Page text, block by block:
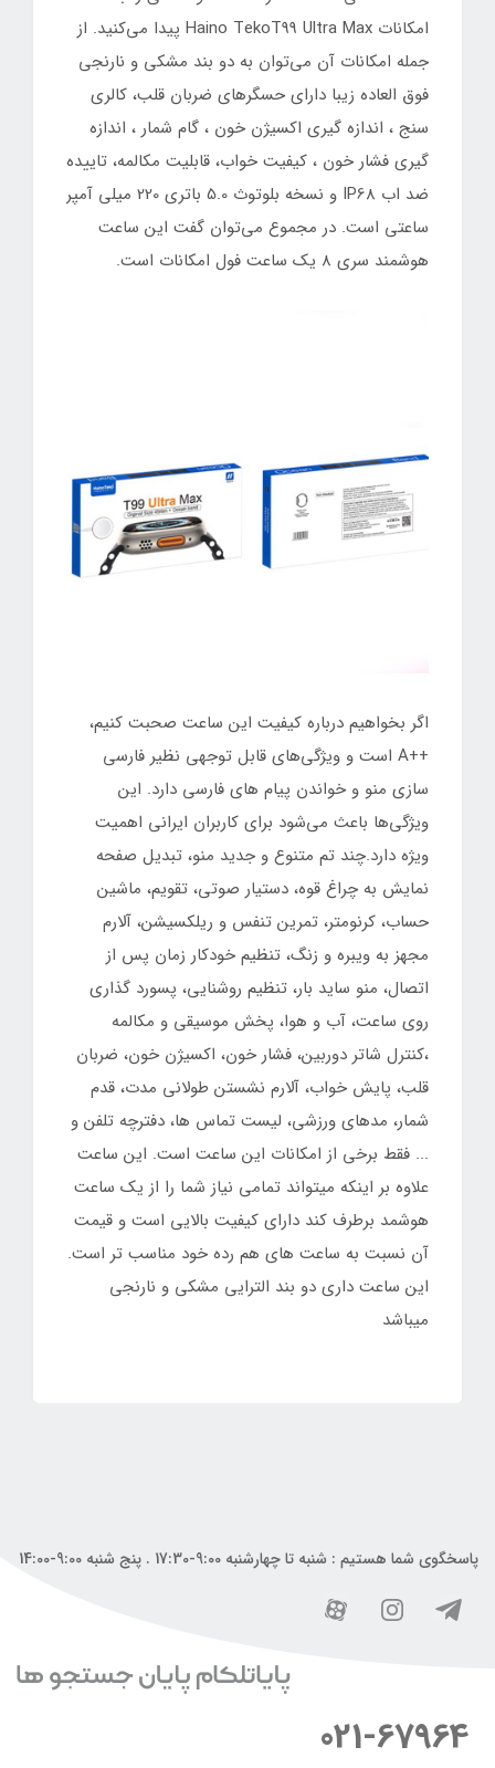
امکانات Haino TekoT99 Ultra Max پیدا می‌کنید. ‌از
جمله امکانات آن می‌توان به دو بند مشکی و نارنجی
فوق العاده زیبا دارای حسگرهای ضربان قلب، کالری
سنج ، اندازه گیری اکسیژن خون ، گام شمار ، اندازه
گیری فشار خون ، کیفیت خواب، قابلیت مکالمه، تاییده
ضد اب IP68 و نسخه بلوتوث 5.0 باتری 220 میلی آمپر
ساعتی است. در مجموع می‌توان گفت این ساعت
هوشمند سری 8 یک ساعت فول امکانات است.
اگر بخواهیم درباره کیفیت این ساعت صحبت کنیم،
++A است و ویژگی‌های قابل توجهی نظیر فارسی
سازی منو و خواندن پیام های فارسی دارد. این
ویژگی‌ها باعث می‌شود برای کاربران ایرانی اهمیت
ویژه دارد.چند تم متنوع و جدید منو، تبدیل صفحه
نمایش به چراغ قوه، دستیار صوتی، تقویم، ماشین
حساب، کرنومتر، تمرین تنفس و ریلکسیشن، آلارم
مجهز به ویبره و زنگ، تنظیم خودکار زمان پس از
اتصال، منو ساید بار، تنظیم روشنایی، پسورد گذاری
روی ساعت، آب و هوا، پخش موسیقی و مکالمه
،کنترل شاتر دوربین، فشار خون، اکسیژن خون، ضربان
قلب، پایش خواب، آلارم نشستن طولانی مدت، قدم
شمار، مدهای ورزشی، لیست تماس ها، دفترچه تلفن و
... فقط برخی از امکانات این ساعت است. این ساعت
علاوه بر اینکه میتواند تمامی نیاز شما را از یک ساعت
هوشمد برطرف کند دارای کیفیت بالایی است و قیمت
آن نسبت به ساعت های هم رده خود مناسب تر است.
این ساعت داری دو بند الترایی مشکی و نارنجی
میباشد
پاسخگوی شما هستیم : شنبه تا چهارشنبه 9:00-17:30 . پنج شنبه 9:00-14:00
021-67964